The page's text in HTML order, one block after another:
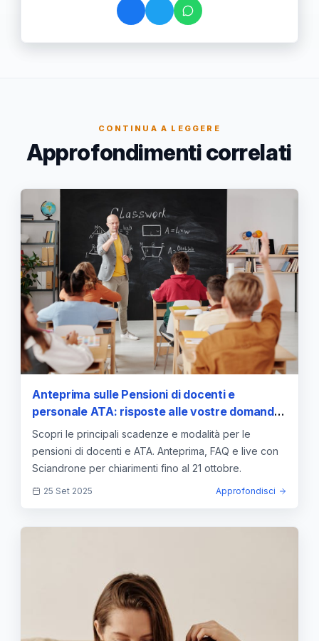
CONTINUA A LEGGERE
Approfondimenti correlati
Anteprima sulle Pensioni di docenti e
personale ATA: risposte alle vostre domande
fino al 21 ottobre e QUESTION TIME con
Sciandrone in diretta
Scopri le principali scadenze e modalità per le
pensioni di docenti e ATA. Anteprima, FAQ e live con
Sciandrone per chiarimenti fino al 21 ottobre.
25 Set 2025 Approfondisci